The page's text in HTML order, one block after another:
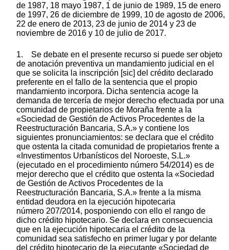
de 1987, 18 mayo 1987, 1 de junio de 1989, 15 de enero
de 1997, 26 de diciembre de 1999, 10 de agosto de 2006,
22 de enero de 2013, 23 de junio de 2014 y 23 de
noviembre de 2016 y 10 de julio de 2017.
1. Se debate en el presente recurso si puede ser objeto
de anotación preventiva un mandamiento judicial en el
que se solicita la inscripción [sic] del crédito declarado
preferente en el fallo de la sentencia que el propio
mandamiento incorpora. Dicha sentencia acoge la
demanda de tercería de mejor derecho efectuada por una
comunidad de propietarios de Moraña frente a la
«Sociedad de Gestión de Activos Procedentes de la
Reestructuración Bancaria, S.A.» y contiene los
siguientes pronunciamientos: se declara que el crédito
que ostenta la citada comunidad de propietarios frente a
«Investimentos Urbanísticos del Noroeste, S.L.»
(ejecutado en el procedimiento número 54/2014) es de
mejor derecho que el crédito que ostenta la «Sociedad
de Gestión de Activos Procedentes de la
Reestructuración Bancaria, S.A.» frente a la misma
entidad deudora en la ejecución hipotecaria
número 207/2014, posponiendo con ello el rango de
dicho crédito hipotecario. Se declara en consecuencia
que en la ejecución hipotecaria el crédito de la
comunidad sea satisfecho en primer lugar y por delante
del crédito hipotecario de la ejecutante «Sociedad de